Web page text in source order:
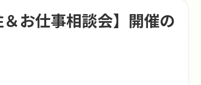
お仕事相談会】開催の